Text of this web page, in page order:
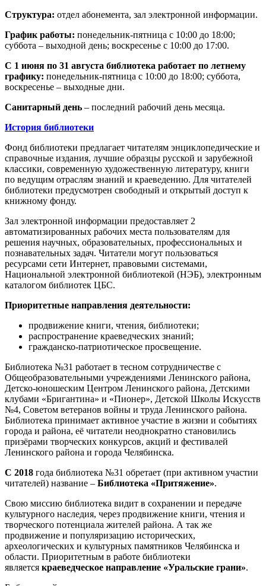
Структура: отдел абонемента, зал электронной информации.
График работы: понедельник-пятница с 10:00 до 18:00;
суббота – выходной день; воскресенье с 10:00 до 17:00.
С 1 июня по 31 августа библиотека работает по летнему
графику: понедельник-пятница с 10:00 до 18:00; суббота,
воскресенье – выходные дни.
Санитарный день – последний рабочий день месяца.
История библиотеки
Фонд библиотеки предлагает читателям энциклопедические и
справочные издания, лучшие образцы русской и зарубежной
классики, современную художественную литературу, книги
по ведущим отраслям знаний и краеведению. Для читателей
библиотеки предусмотрен свободный и открытый доступ к
книжному фонду.
Зал электронной информации предоставляет 2
автоматизированных рабочих места пользователям для
решения научных, образовательных, профессиональных и
познавательных задач. Читатели могут пользоваться
ресурсами сети Интернет, правовыми системами,
Национальной электронной библиотекой (НЭБ), электронным
каталогом библиотек ЦБС.
Приоритетные направления деятельности:
продвижение книги, чтения, библиотеки;
распространение краеведческих знаний;
гражданско-патриотическое просвещение.
Библиотека №31 работает в тесном сотрудничестве с
Общеобразовательными учреждениями Ленинского района,
Детско-юношеским Центром Ленинского района, Детскими
клубами «Бригантина» и «Пионер», Детской Школы Искусств
№4, Советом ветеранов войны и труда Ленинского района.
Библиотека принимает активное участие в жизни и событиях
города и района, её читатели неоднократно становились
призёрами творческих конкурсов, акций и фестивалей
Ленинского района и города Челябинска.
С 2018 года библиотека №31 обретает (при активном участии
читателей) название – Библиотека «Притяжение».
Свою миссию библиотека видит в сохранении и передаче
культурного наследия, через продвижение книги, чтения и
творческого потенциала жителей района. А так же
продвижение и популяризацию исторических,
археологических и культурных памятников Челябинска и
области. Приоритетным в работе библиотеки
является краеведческое направление «Уральские грани».